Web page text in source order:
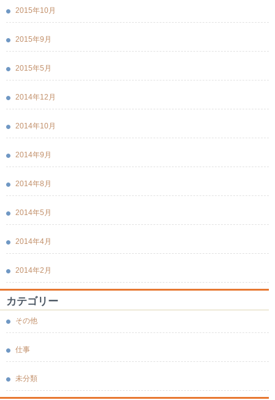
2015年10月
2015年9月
2015年5月
2014年12月
2014年10月
2014年9月
2014年8月
2014年5月
2014年4月
2014年2月
カテゴリー
その他
仕事
未分類